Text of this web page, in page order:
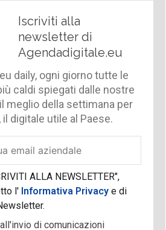
Iscriviti alla
newsletter di
Agendadigitale.eu
daily, ogni giorno tutte le
caldi spiegati dalle nostre
meglio della settimana per
digitale utile al Paese.
ALLA NEWSLETTER",
l'Informativa Privacy e di
di comunicazioni